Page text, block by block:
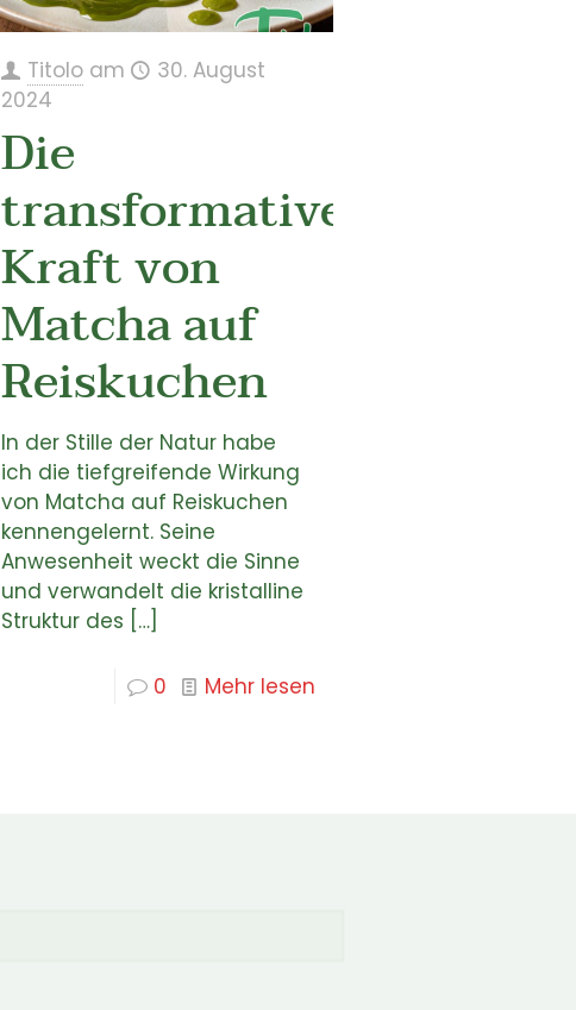
Titolo am
30. August
2024
Die
transformative
Kraft von
Matcha auf
Reiskuchen
In der Stille der Natur habe
ich die tiefgreifende Wirkung
von Matcha auf Reiskuchen
kennengelernt. Seine
Anwesenheit weckt die Sinne
und verwandelt die kristalline
Struktur des […]
0 Mehr lesen